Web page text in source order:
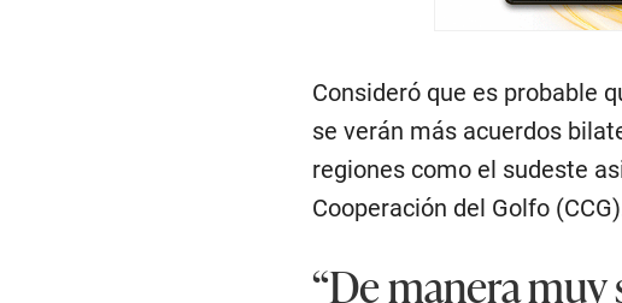
Consideró que es probable
se verán más acuerdos
regiones como el sudeste
Cooperación del Golfo
“De manera muy